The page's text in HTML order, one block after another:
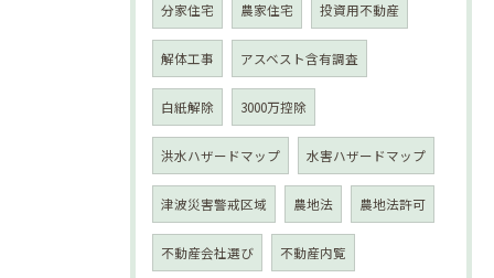
分家住宅 農家住宅 投資用不動産
解体工事 アスベスト含有調査
白紙解除 3000万控除
洪水ハザードマップ 水害ハザードマップ
津波災害警戒区域 農地法 農地法許可
不動産会社選び 不動産内覧